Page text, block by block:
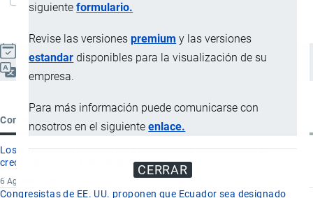
siguienteformulario.
Revise las versionespremium y las versiones
estandar disponibles para la visualización de su
empresa.
Para más información puede comunicarse con
nosotros en el siguienteenlace.
CERRAR
Actualizado el 9 Septiembre, 2024
Contenido reciente
Los 8 proyectos mineros más importantes que impulsan el
crecimiento de la minería en Ecuador
6 Agosto, 2026
Congresistas de EE. UU. proponen que Ecuador sea designado